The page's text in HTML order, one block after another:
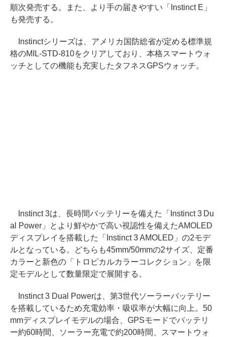
順次発売する。また、より手の届きやすい「Instinct E」
も発売する。
Instinctシリーズは、アメリカ国防総省が定める標準規
格のMIL-STD-810をクリアしており、本格スマートウォ
ッチとしての機能も充実したタフネスGPSウォッチ。
Instinct 3は、長時間バッテリーを備えた「Instinct 3 Du
al Power」とより鮮やかで高い視認性を備えたAMOLED
ディスプレイを搭載した「Instinct 3 AMOLED」の2モデ
ルとなっている。どちらも45mm/50mmの2サイズ、定番
カラーと新色の「トロピカルカラーコレクション」を限
定モデルとして数量限定で展開する。
Instinct 3 Dual Powerは、第3世代ソーラーバッテリー
を搭載しているため充電効率・吸収率が大幅に向上。50
mmディスプレイモデルの場合、GPSモードでバッテリ
ー約60時間、ソーラー充電で約200時間、スマートウォ